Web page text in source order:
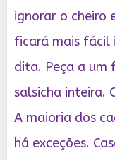
ignorar o cheiro
ficará mais fácil
dita. Peça a um
salsicha inteira.
A maioria dos
há exceções.